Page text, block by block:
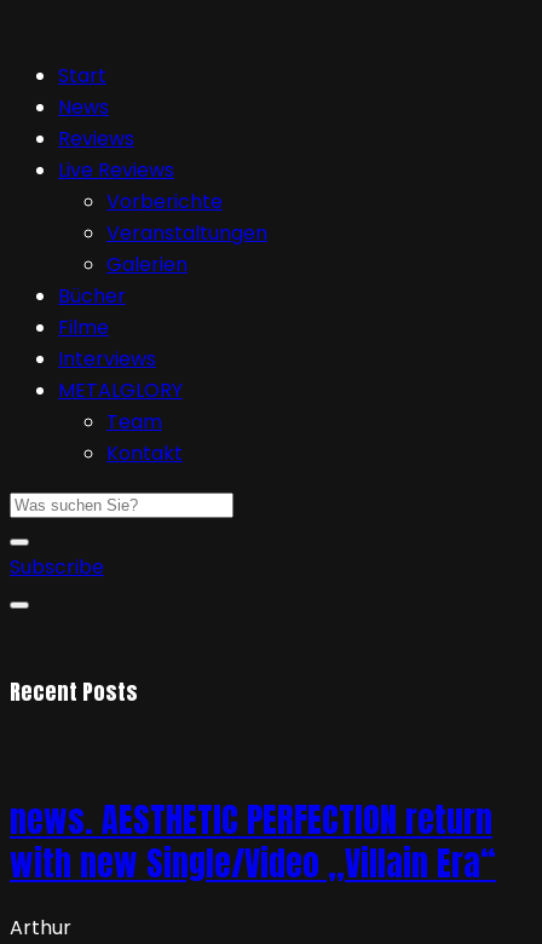
Start
News
Reviews
Live Reviews
Vorberichte
Veranstaltungen
Galerien
Bücher
Filme
Interviews
METALGLORY
Team
Kontakt
Subscribe
Recent Posts
news. AESTHETIC PERFECTION return
with new Single/Video „Villain Era“
Arthur